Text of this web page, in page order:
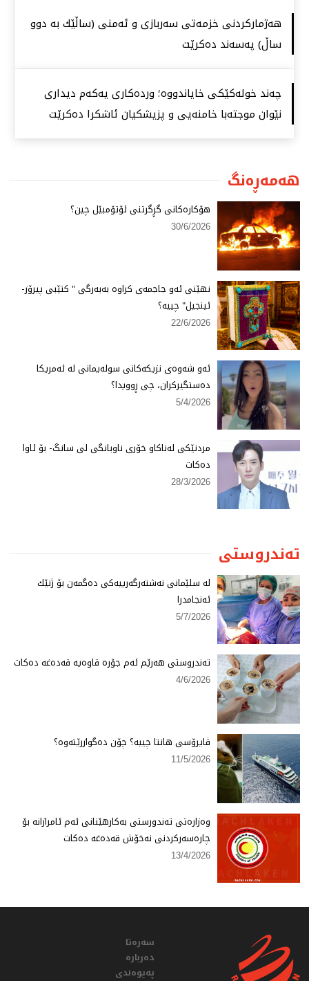
هەژماركردنی خزمەتی سەربازی و ئەمنی (ساڵێك بە دوو
ساڵ) پەسەند دەكرێت
چەند خولەكێكی خایاندووە؛ وردەكاری یەكەم دیداری
نێوان موجتەبا خامنەیی و پزیشكیان ئاشكرا دەكرێت
هەمەڕەنگ
هۆكارەكانی گڕگرتنی ئۆتۆمبێل چین؟
30/6/2026
نهێنی ئەو جاجمەی كراوە بەبەرگی " كتێبی پیرۆز-
ئینجیل" چییە؟
22/6/2026
ئەو شەوەی نزیكەكانی سولەیمانی لە ئەمریكا
دەستگیركران، چی ڕوویدا؟
5/4/2026
مردنێكی لەناكاو خۆری ناوبانگی لی سانگ- بۆ ئاوا
دەكات
28/3/2026
تەندروستی
لە سلێمانی نەشتەرگەرییەكی دەگمەن بۆ ژنێك
ئەنجامدرا
5/7/2026
تەندروستی هەرێم ئەم جۆرە قاوەیە قەدەغە دەكات
4/6/2026
ڤایرۆسی هانتا چییە؟ چۆن دەگوازرێتەوە؟
11/5/2026
وەزارەتی تەندورستی بەكارهێنانی ئەم ئامرازانە بۆ
چارەسەركردنی نەخۆش قەدەغە دەكات
13/4/2026
سەرەتا
دەربارە
پەیوەندی